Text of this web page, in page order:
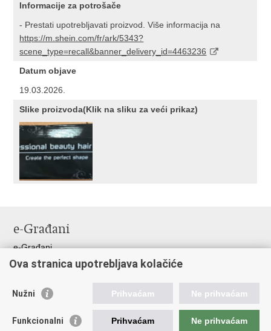
Informacije za potrošače
- Prestati upotrebljavati proizvod. Više informacija na
https://m.shein.com/fr/ark/5343?
scene_type=recall&banner_delivery_id=4463236
Datum objave
19.03.2026.
Slike proizvoda(Klik na sliku za veći prikaz)
e-Građani
e-Građani
Pristup informacijama
Pravo na pristup informacijama
Pristup otvorenim podacima ministarstva
Ova stranica upotrebljava kolačiće
Nužni Prihvaćam Ne prihvaćam
Funkcionalni Prihvaćam Ne prihvaćam